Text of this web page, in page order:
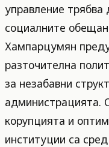
управление
социалните
Хампарцумян
разточителна
за незабавни
администрацията.
корупцията и
институции са